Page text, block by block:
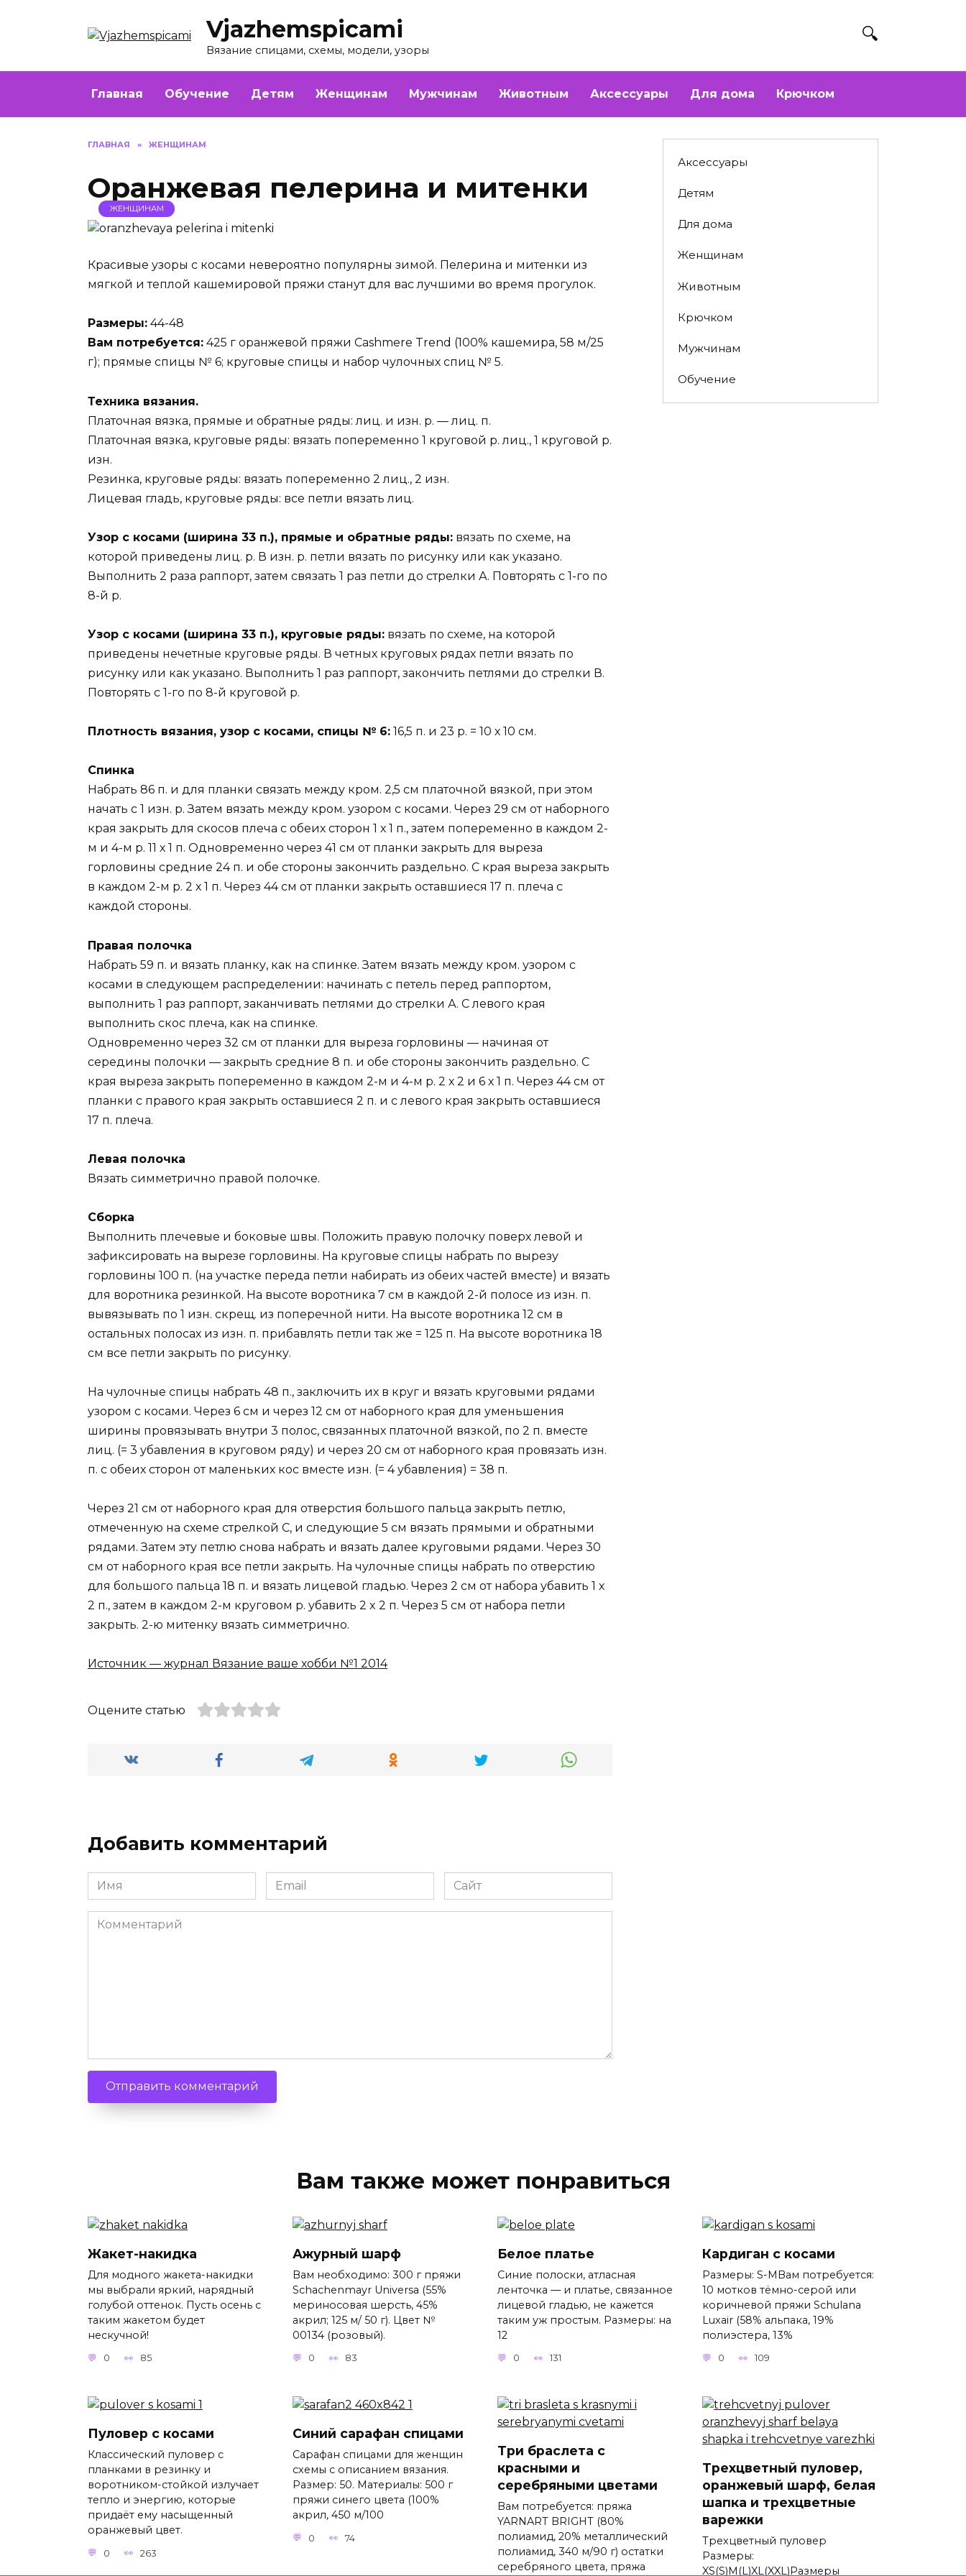
Vjazhemspicami
Вязание спицами, схемы, модели, узоры
Главная Обучение Детям Женщинам Мужчинам Животным Аксессуары Для дома Крючком
ГЛАВНАЯ » ЖЕНЩИНАМ
Оранжевая пелерина и митенки
ЖЕНЩИНАМ
Красивые узоры с косами невероятно популярны зимой. Пелерина и митенки из
мягкой и теплой кашемировой пряжи станут для вас лучшими во время прогулок.
Размеры: 44-48
Вам потребуется: 425 г оранжевой пряжи Cashmere Trend (100% кашемира, 58 м/25
г); прямые спицы № 6; круговые спицы и набор чулочных спиц № 5.
Техника вязания.
Платочная вязка, прямые и обратные ряды: лиц. и изн. р. — лиц. п.
Платочная вязка, круговые ряды: вязать попеременно 1 круговой р. лиц., 1 круговой р.
изн.
Резинка, круговые ряды: вязать попеременно 2 лиц., 2 изн.
Лицевая гладь, круговые ряды: все петли вязать лиц.
Узор с косами (ширина 33 п.), прямые и обратные ряды: вязать по схеме, на
которой приведены лиц. р. В изн. р. петли вязать по рисунку или как указано.
Выполнить 2 раза раппорт, затем связать 1 раз петли до стрелки А. Повторять с 1-го по
8-й р.
Узор с косами (ширина 33 п.), круговые ряды: вязать по схеме, на которой
приведены нечетные круговые ряды. В четных круговых рядах петли вязать по
рисунку или как указано. Выполнить 1 раз раппорт, закончить петлями до стрелки В.
Повторять с 1-го по 8-й круговой р.
Плотность вязания, узор с косами, спицы № 6: 16,5 п. и 23 р. = 10 х 10 см.
Спинка
Набрать 86 п. и для планки связать между кром. 2,5 см платочной вязкой, при этом
начать с 1 изн. р. Затем вязать между кром. узором с косами. Через 29 см от наборного
края закрыть для скосов плеча с обеих сторон 1 х 1 п., затем попеременно в каждом 2-
м и 4-м р. 11 х 1 п. Одновременно через 41 см от планки закрыть для выреза
горловины средние 24 п. и обе стороны закончить раздельно. С края выреза закрыть
в каждом 2-м р. 2 х 1 п. Через 44 см от планки закрыть оставшиеся 17 п. плеча с
каждой стороны.
Правая полочка
Набрать 59 п. и вязать планку, как на спинке. Затем вязать между кром. узором с
косами в следующем распределении: начинать с петель перед раппортом,
выполнить 1 раз раппорт, заканчивать петлями до стрелки А. С левого края
выполнить скос плеча, как на спинке.
Одновременно через 32 см от планки для выреза горловины — начиная от
середины полочки — закрыть средние 8 п. и обе стороны закончить раздельно. С
края выреза закрыть попеременно в каждом 2-м и 4-м р. 2 х 2 и 6 х 1 п. Через 44 см от
планки с правого края закрыть оставшиеся 2 п. и с левого края закрыть оставшиеся
17 п. плеча.
Левая полочка
Вязать симметрично правой полочке.
Сборка
Выполнить плечевые и боковые швы. Положить правую полочку поверх левой и
зафиксировать на вырезе горловины. На круговые спицы набрать по вырезу
горловины 100 п. (на участке переда петли набирать из обеих частей вместе) и вязать
для воротника резинкой. На высоте воротника 7 см в каждой 2-й полосе из изн. п.
вывязывать по 1 изн. скрещ. из поперечной нити. На высоте воротника 12 см в
остальных полосах из изн. п. прибавлять петли так же = 125 п. На высоте воротника 18
см все петли закрыть по рисунку.
На чулочные спицы набрать 48 п., заключить их в круг и вязать круговыми рядами
узором с косами. Через 6 см и через 12 см от наборного края для уменьшения
ширины провязывать внутри 3 полос, связанных платочной вязкой, по 2 п. вместе
лиц. (= 3 убавления в круговом ряду) и через 20 см от наборного края провязать изн.
п. с обеих сторон от маленьких кос вместе изн. (= 4 убавления) = 38 п.
Через 21 см от наборного края для отверстия большого пальца закрыть петлю,
отмеченную на схеме стрелкой С, и следующие 5 см вязать прямыми и обратными
рядами. Затем эту петлю снова набрать и вязать далее круговыми рядами. Через 30
см от наборного края все петли закрыть. На чулочные спицы набрать по отверстию
для большого пальца 18 п. и вязать лицевой гладью. Через 2 см от набора убавить 1 х
2 п., затем в каждом 2-м круговом р. убавить 2 x 2 п. Через 5 см от набора петли
закрыть. 2-ю митенку вязать симметрично.
Источник — журнал Вязание ваше хобби №1 2014
Оцените статью
Добавить комментарий
Имя Email Сайт
Комментарий
Аксессуары
Детям
Для дома
Женщинам
Животным
Крючком
Мужчинам
Обучение
Вам также может понравиться
Жакет-накидка
Для модного жакета-накидки
мы выбрали яркий, нарядный
голубой оттенок. Пусть осень с
таким жакетом будет
нескучной!
0 85
Ажурный шарф
Вам необходимо: 300 г пряжи
Schachenmayr Universa (55%
мериносовая шерсть, 45%
акрил; 125 м/ 50 г). Цвет №
00134 (розовый).
0 83
Белое платье
Синие полоски, атласная
ленточка — и платье, связанное
лицевой гладью, не кажется
таким уж простым. Размеры: на
12
0 131
Кардиган с косами
Размеры: S-MВам потребуется:
10 мотков тёмно-серой или
коричневой пряжи Schulana
Luxair (58% альпака, 19%
полиэстера, 13%
0 109
Пуловер с косами
Классический пуловер с
планками в резинку и
воротником-стойкой излучает
тепло и энергию, которые
придаёт ему насыщенный
оранжевый цвет.
0 263
Синий сарафан спицами
Сарафан спицами для женщин
схемы с описанием вязания.
Размер: 50. Материалы: 500 г
пряжи синего цвета (100%
акрил, 450 м/100
0 74
Три браслета с
красными и
серебряными цветами
Вам потребуется: пряжа
YARNART BRIGHT (80%
полиамид, 20% металлический
полиамид, 340 м/90 г) остатки
серебряного цвета, пряжа
Трехцветный пуловер,
оранжевый шарф, белая
шапка и трехцветные
варежки
Трехцветный пуловер
Размеры:
XS(S)M(L)XL(XXL)Размеры